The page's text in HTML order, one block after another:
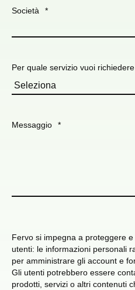
Società *
Per quale servizio vuoi
Messaggio *
Fervo si impegna a proteggere
utenti: le informazioni personali
per amministrare gli account e
Gli utenti potrebbero essere
prodotti, servizi o altri contenuti